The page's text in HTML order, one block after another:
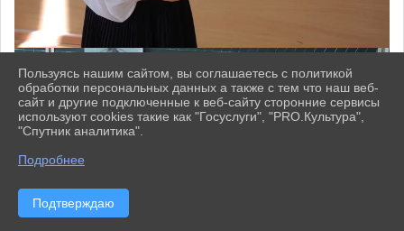
Пользуясь нашим сайтом, вы соглашаетесь с политикой
обработки персональных данных а также с тем что наш веб-
сайт и другие подключенные к веб-сайту сторонние сервисы
используют cookies такие как "Госуслуги", "PRO.Культура",
"Спутник аналитика".
Подробнее
Подтверждаю